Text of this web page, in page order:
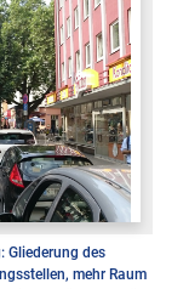
Gliederung des
mehr Raum